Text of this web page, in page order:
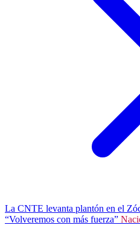
La CNTE levanta plantón en el
“Volveremos con más fuerza”